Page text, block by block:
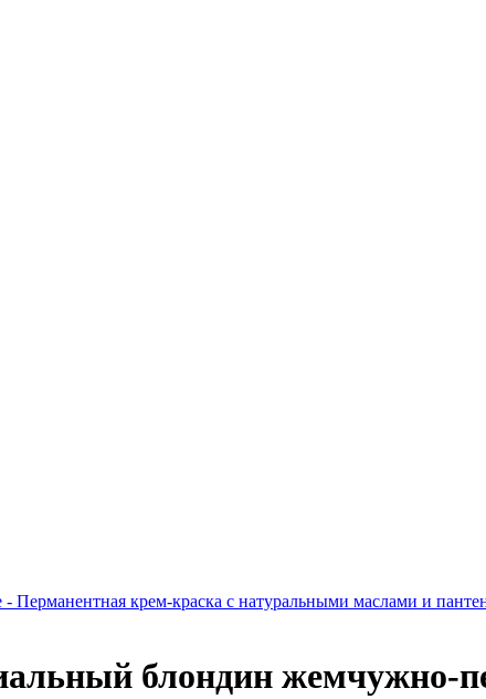
- Перманентная крем-краска с натуральными маслами и
блондин жемчужно-